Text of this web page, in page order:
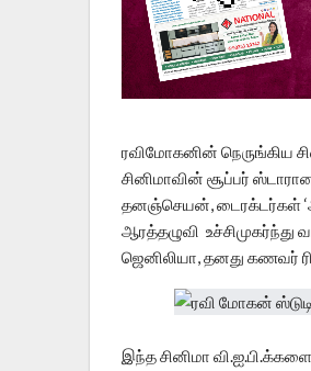
ரவிமோகனின் நெருங்கிய
சினிமாவின் சூப்பர்
தனஞ்செயன், டைரக்டர்கள்
ஆரத்தழுவி உச்சிமுகர்ந்து
ஜெனிலியா, தனது கணவர்
இந்த சினிமா